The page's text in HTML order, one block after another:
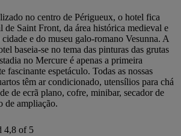
no centro de Périgueux, o hotel fica
de Saint Front, da área histórica medieval e
cidade e do museu galo-romano Vesunna. A
baseia-se no tema das pinturas das grutas
no Mercure é apenas a primeira
fascinante espetáculo. Todas as nossas
têm ar condicionado, utensílios para chá
de ecrã plano, cofre, minibar, secador de
de ampliação.
4,8 of 5